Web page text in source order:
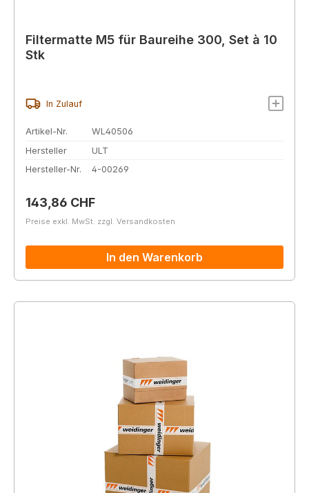
Filtermatte M5 für Baureihe 300, Set à 10
Stk
In Zulauf
Artikel-Nr.
WL40506
Hersteller
ULT
Hersteller-Nr.
4-00269
Regulärer Preis:
143,86 CHF
Preise exkl. MwSt. zzgl. Versandkosten
In den Warenkorb